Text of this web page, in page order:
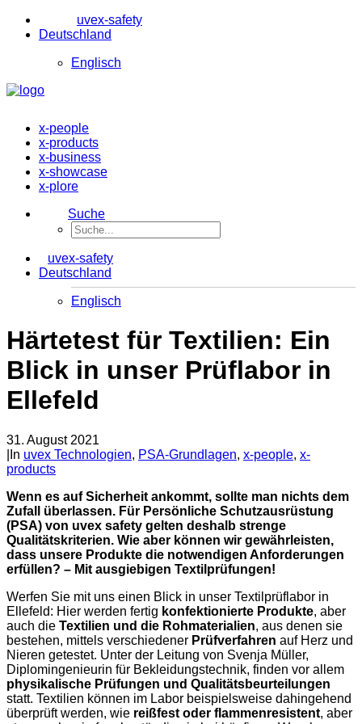
uvex-safety
Deutschland
Englisch
x-people
x-products
x-business
x-showcase
x-plore
Suche
uvex-safety
Deutschland
Englisch
Härtetest für Textilien: Ein
Blick in unser Prüflabor in
Ellefeld
31. August 2021
In uvex Technologien, PSA-Grundlagen, x-people, x-
products
Wenn es auf Sicherheit ankommt, sollte man nichts dem
Zufall überlassen. Für Persönliche Schutzausrüstung
(PSA) von uvex safety gelten deshalb strenge
Qualitätskriterien. Wie aber können wir gewährleisten,
dass unsere Produkte die notwendigen Anforderungen
erfüllen? – Mit ausgiebigen Textilprüfungen!
Werfen Sie mit uns einen Blick in unser Textilprüflabor in
Ellefeld: Hier werden fertig konfektionierte Produkte, aber
auch die Textilien und die Rohmaterialien, aus denen sie
bestehen, mittels verschiedener Prüfverfahren auf Herz und
Nieren getestet. Unter der Leitung von Svenja Müller,
Diplomingenieurin für Bekleidungstechnik, finden vor allem
physikalische Prüfungen und Qualitätsbeurteilungen
statt. Textilien können im Labor beispielsweise dahingehend
überprüft werden, wie reißfest oder flammenresistent, aber